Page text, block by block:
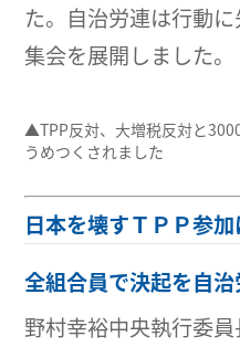
た。自治労連は行動
集会を展開しました。
▲TPP反対、大増税反対と
うめつくされました
日本を壊すＴＰＰ参
全組合員で決起を自
野村幸裕中央執行委